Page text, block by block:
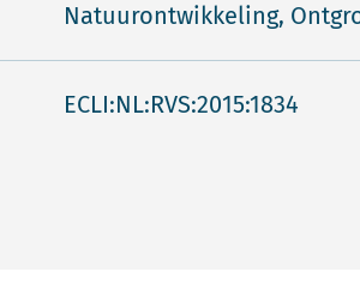
Natuurontwikkeling,
ECLI:NL:RVS:2015:1834